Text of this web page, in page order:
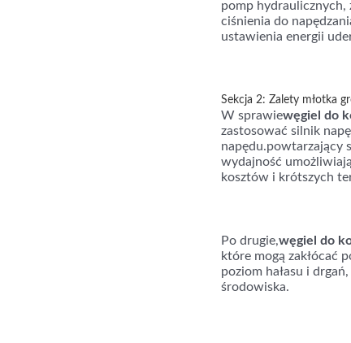
pomp hydraulicznych,
ciśnienia do
ustawienia energii
Sekcja 2: Zalety młotka
W sprawiewęgiel do
zastosować silnik
napędu.powtarzający
wydajność
kosztów i krótszych
Po drugie,węgiel do
które mogą zakłócać
poziom hałasu i
środowiska.